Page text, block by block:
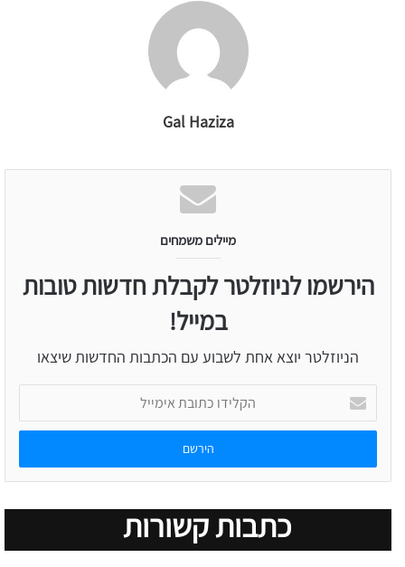
Gal Haziza
מיילים משמחים
הירשמו לניוזלטר לקבלת חדשות טובות
במייל!
הניוזלטר יוצא אחת לשבוע עם הכתבות החדשות שיצאו
הקלידו
כתובת
אימייל
כתבות קשורות